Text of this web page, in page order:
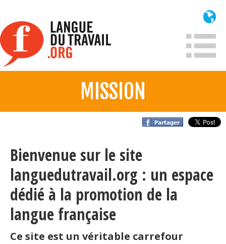
contenu
principal
Qui sommes-nous?
Historique France
Historique
Information
Lois et jurisprudence
MISSION
Bienvenue sur le site
languedutravail.org : un espace
dédié à la promotion de la
langue française
Ce site est un véritable carrefour